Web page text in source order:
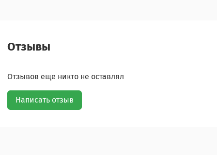
Отзывы
Отзывов еще никто не оставлял
Написать отзыв